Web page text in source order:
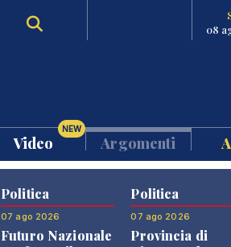
08
Video
NEW
Argomenti
Politica
07 ago 2026
Futuro Nazionale
Politica
07 ago 2026
Provincia di